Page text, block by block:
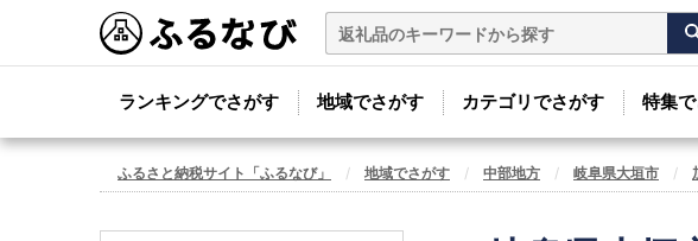
ランキングでさがす 地域でさがす カテゴリでさがす 特集
ふるさと納税サイト「ふるなび」 地域でさがす 中部地方 岐阜県大垣市